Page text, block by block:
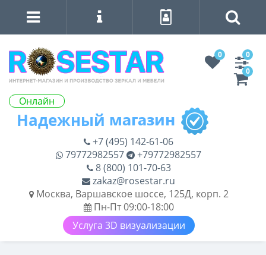
Онлайн
0
0
0
+7 (495) 142-61-06
79772982557
+79772982557
8 (800) 101-70-63
zakaz@rosestar.ru
Москва, Варшавское шоссе, 125Д, корп. 2
Пн-Пт 09:00-18:00
Услуга 3D визуализации